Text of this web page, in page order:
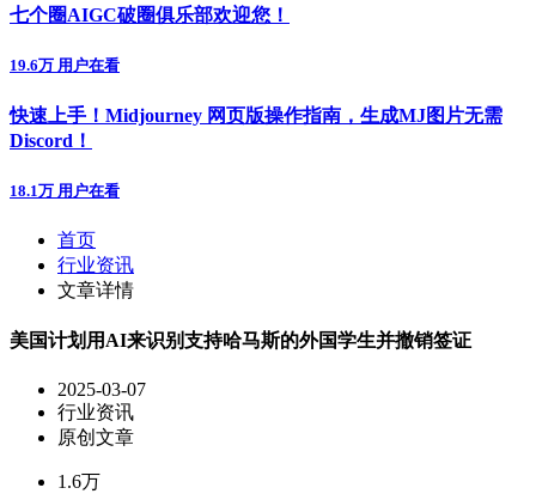
七个圈AIGC破圈俱乐部欢迎您！
19.6万 用户在看
快速上手！Midjourney 网页版操作指南，生成MJ图片无需
Discord！
18.1万 用户在看
首页
行业资讯
文章详情
美国计划用AI来识别支持哈马斯的外国学生并撤销签证
2025-03-07
行业资讯
原创文章
1.6万